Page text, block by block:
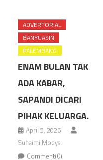
ADVERTORIAL
BANYUASIN
PALEMBANG
ENAM BULAN TAK
ADA KABAR,
SAPANDI DICARI
PIHAK KELUARGA.
April 5, 2026
Suhaimi Modys
Comment(0)